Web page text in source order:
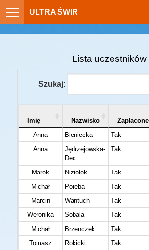
ULTRA ŚWIR
Lista uczestników
Szukaj:
Imię Nazwisko Zapłacone
Anna
Bieniecka Tak
Anna
Jędrzejowska-
Dec
Tak
Marek Niziołek Tak
Michał
Poręba Tak
Marcin
Wantuch Tak
Weronika
Sobala Tak
Michał
Brzenczek Tak
Tomasz
Rokicki Tak